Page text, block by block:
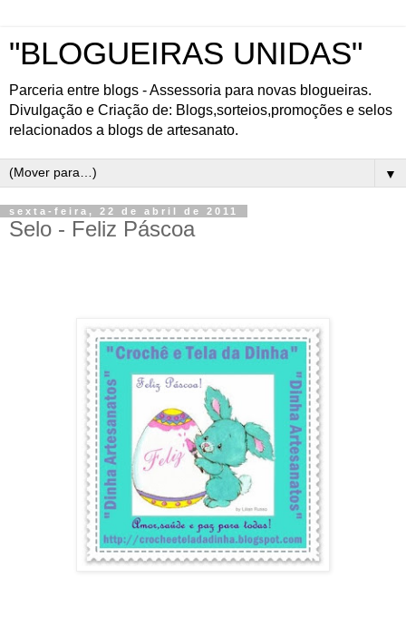
"BLOGUEIRAS UNIDAS"
Parceria entre blogs - Assessoria para novas blogueiras.
Divulgação e Criação de: Blogs,sorteios,promoções e selos
relacionados a blogs de artesanato.
▼
sexta-feira, 22 de abril de 2011
Selo - Feliz Páscoa